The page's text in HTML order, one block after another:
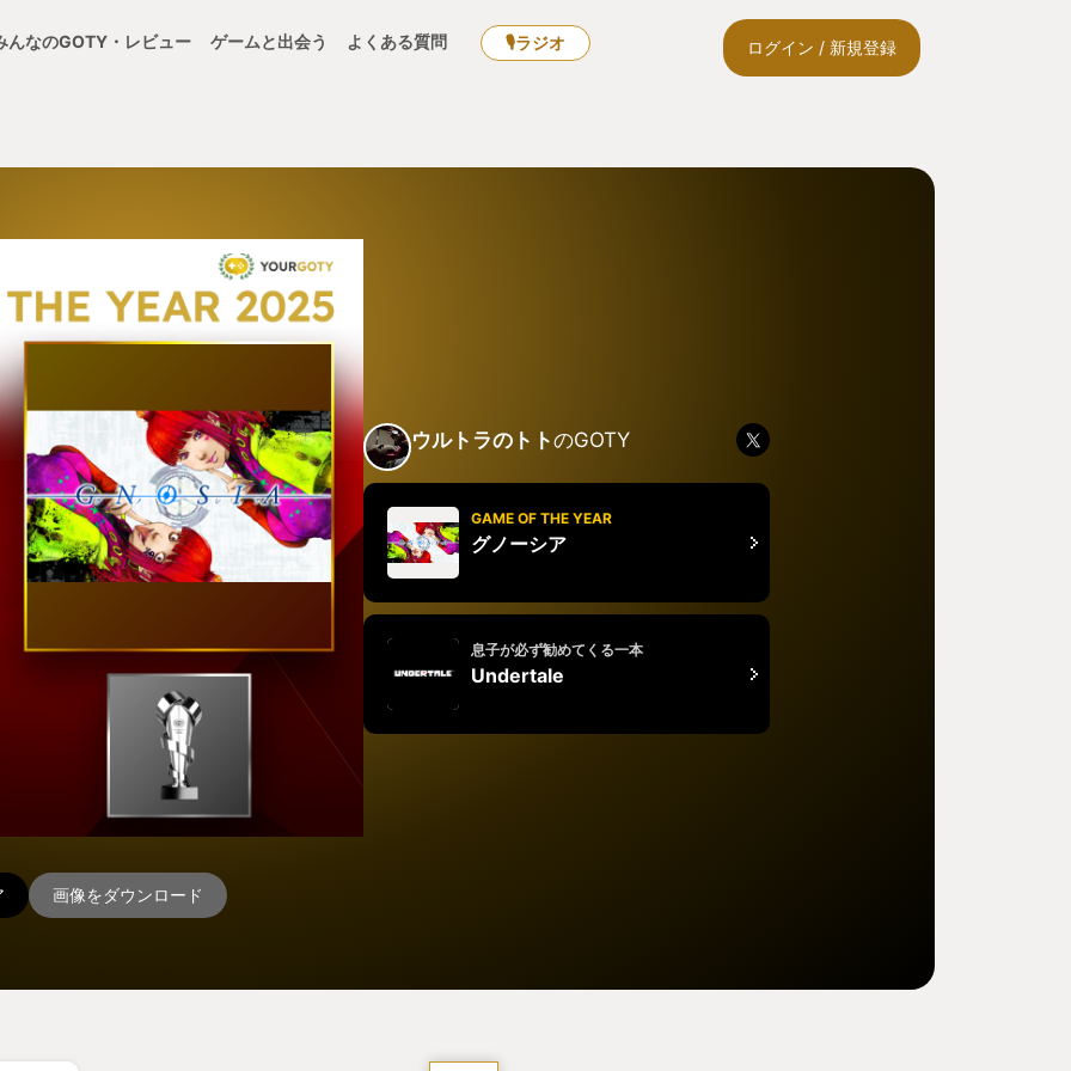
んなのGOTY・レビュー ゲームと出会う よくある質問 🎙ラジオ ログイン / 新規登録
画像をダウンロード
ウルトラのトトのGOTY
GAME OF THE YEAR
グノーシア
息子が必ず勧めてくる一本
Undertale